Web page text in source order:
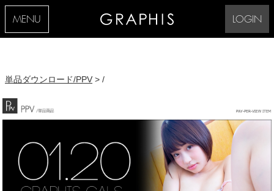
MENU LOGIN
単品ダウンロード/PPV > /